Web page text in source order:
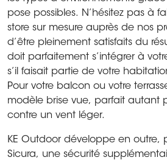
pose possibles. N’hésitez pas à
store sur mesure auprès de nos
d’être pleinement satisfaits du
doit parfaitement s’intégrer à
s’il faisait partie de votre
Pour votre balcon ou votre
modèle brise vue, parfait autant
contre un vent léger.
KE Outdoor développe en outre,
Sicura, une sécurité